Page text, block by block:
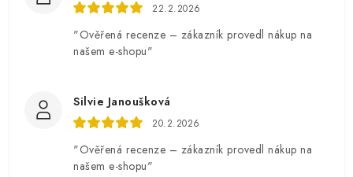
22.2.2026
"Ověřená recenze – zákazník provedl nákup na
našem e-shopu"
Silvie Janoušková
20.2.2026
"Ověřená recenze – zákazník provedl nákup na
našem e-shopu"